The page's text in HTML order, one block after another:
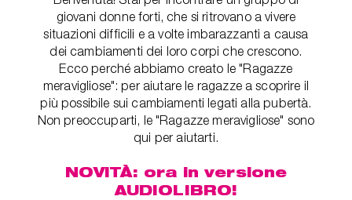
giovani donne forti, che si ritrovano a vivere
situazioni difficili e a volte imbarazzanti a causa
dei cambiamenti dei loro corpi che crescono.
Ecco perché abbiamo creato le "Ragazze
meravigliose": per aiutare le ragazze a scoprire il
più possibile sui cambiamenti legati alla pubertà.
Non preoccuparti, le "Ragazze meravigliose" sono
qui per aiutarti.
NOVITÀ: ora in versione
AUDIOLIBRO!